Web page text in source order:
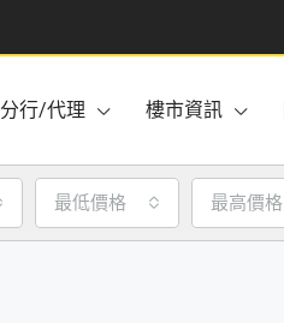
分行/代理 樓市資訊
最低價格 最高價格